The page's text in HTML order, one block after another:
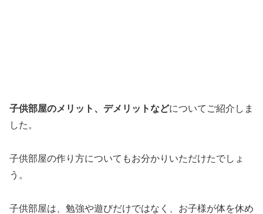
子供部屋のメリット、デメリットなどについてご紹介しま
した。
子供部屋の作り方についてもお分かりいただけたでしょ
う。
子供部屋は、勉強や遊びだけではなく、お子様が体を休め